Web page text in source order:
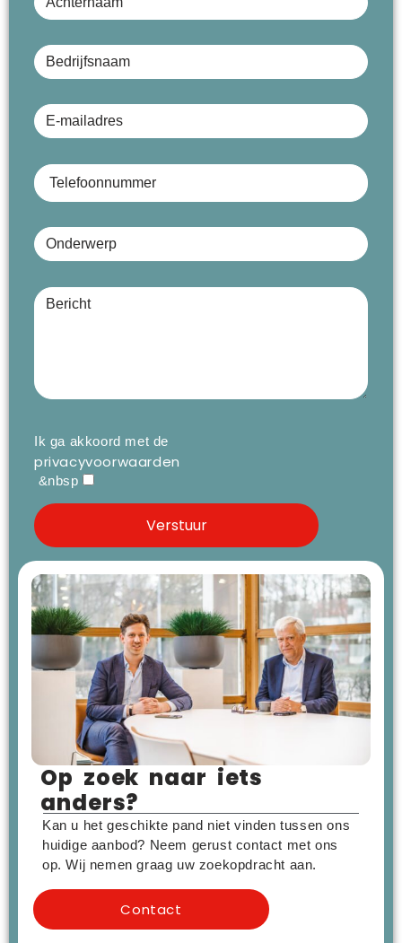
Ik ga akkoord met de
privacyvoorwaarden
&nbsp
Op zoek naar iets
anders?
Kan u het geschikte pand niet vinden tussen ons
huidige aanbod? Neem gerust contact met ons
op. Wij nemen graag uw zoekopdracht aan.
Contact